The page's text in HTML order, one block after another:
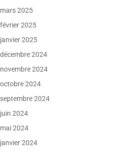
mars 2025
février 2025
janvier 2025
décembre 2024
novembre 2024
octobre 2024
septembre 2024
juin 2024
mai 2024
janvier 2024